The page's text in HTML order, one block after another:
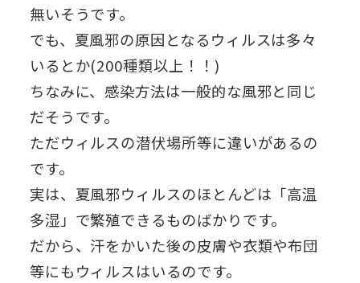
無いそうです。
でも、夏風邪の原因となるウィルスは多々
いるとか(200種類以上！！)
ちなみに、感染方法は一般的な風邪と同じ
だそうです。
ただウィルスの潜伏場所等に違いがあるの
です。
実は、夏風邪ウィルスのほとんどは「高温
多湿」で繁殖できるものばかりです。
だから、汗をかいた後の皮膚や衣類や布団
等にもウィルスはいるのです。